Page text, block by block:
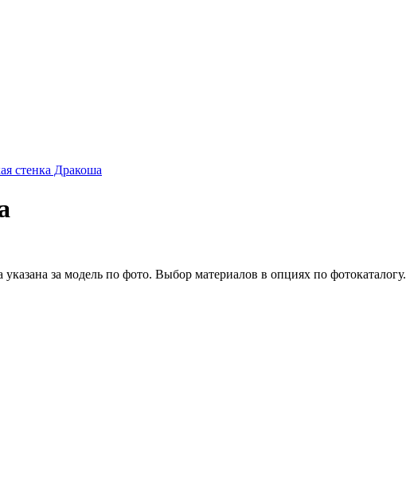
стенка Дракоша
за модель по фото. Выбор материалов в опциях по фотокаталогу.